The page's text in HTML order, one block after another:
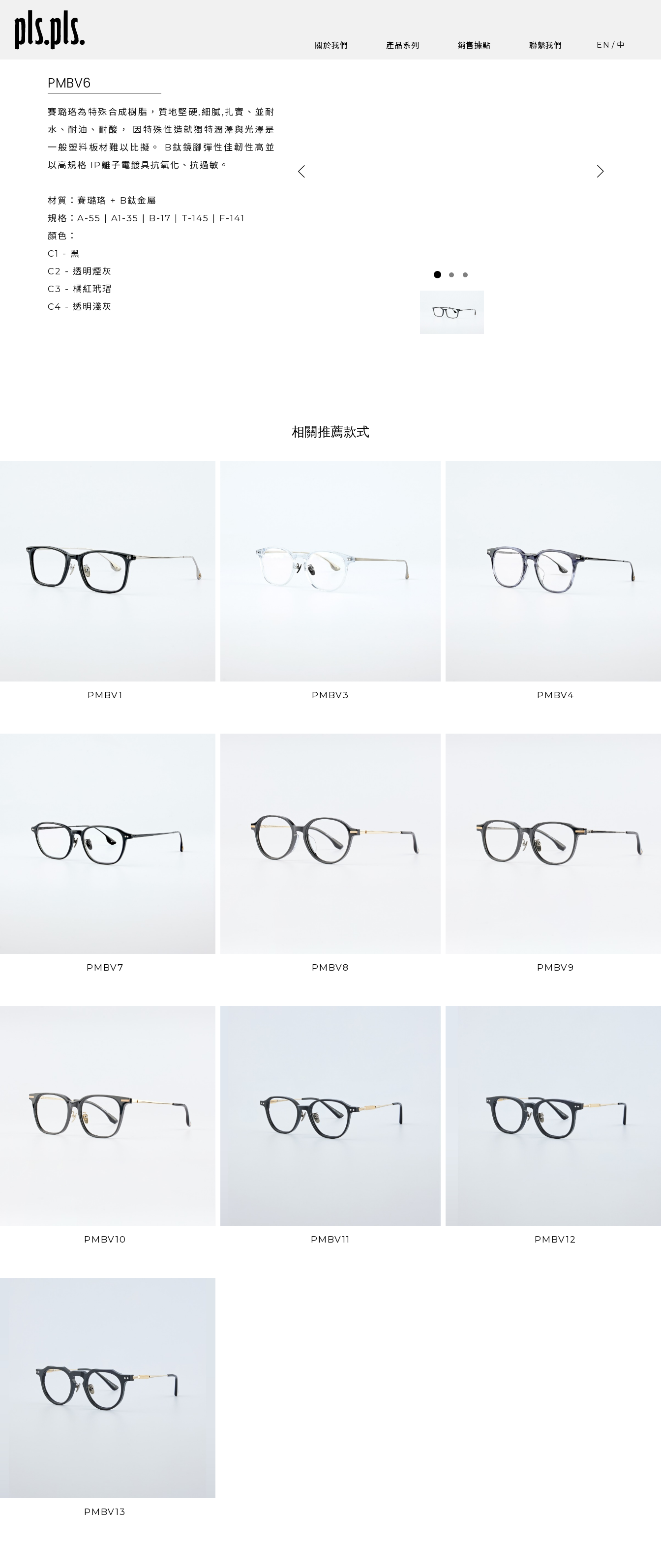
關於我們 產品系列 銷售據點 聯繫我們 EN / 中
PMBV6
賽璐珞為特殊合成樹脂，質地堅硬,細膩,扎實、並耐
水、耐油、耐酸， 因特殊性造就獨特潤澤與光澤是
一般塑料板材難以比擬。 B鈦鏡腳彈性佳韌性高並
以高規格 IP離子電鍍具抗氧化、抗過敏。
材質：賽璐珞 + B鈦金屬
規格：A-55 | A1-35 | B-17 | T-145 | F-141
顏色：
C1 - 黑
C2 - 透明煙灰
C3 - 橘紅玳瑁
C4 - 透明淺灰
相關推薦款式
PMBV1 PMBV3 PMBV4
PMBV7 PMBV8 PMBV9
PMBV10 PMBV11 PMBV12
PMBV13